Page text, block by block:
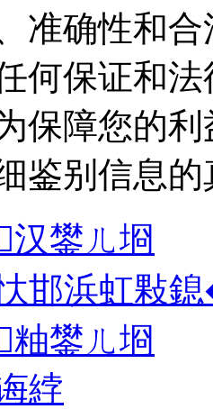
准确性和
何保证和
保障您的
鉴别信息
汉鐢ㄦ埛
邯浜虹敤
粙鐢ㄦ埛
綍